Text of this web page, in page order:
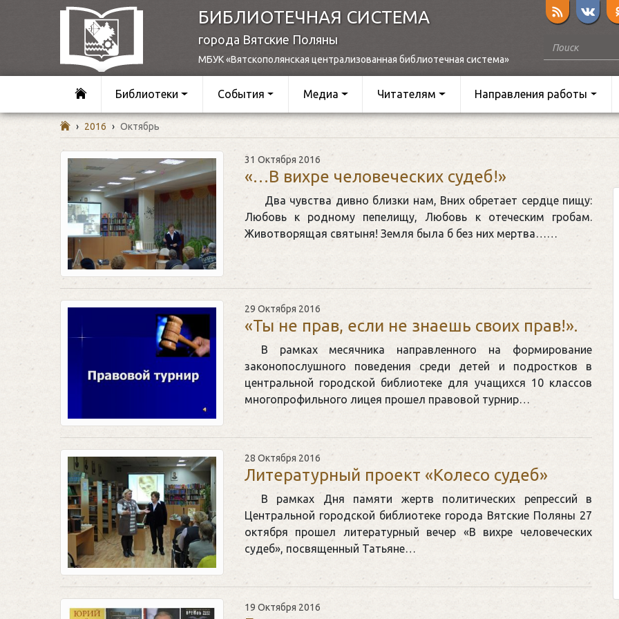
БИБЛИОТЕЧНАЯ СИСТЕМА
города Вятские Поляны
МБУК «Вятскополянская централизованная библиотечная система»
Библиотеки События Медиа Читателям Направления работы
› 2016 › Октябрь
31 Октября 2016
«…В вихре человеческих судеб!»
Два чувства дивно близки нам, Вних обретает сердце пищу:
Любовь к родному пепелищу, Любовь к отеческим гробам.
Животворящая святыня! Земля была б без них мертва……
29 Октября 2016
«Ты не прав, если не знаешь своих прав!».
В рамках месячника направленного на формирование
законопослушного поведения среди детей и подростков в
центральной городской библиотеке для учащихся 10 классов
многопрофильного лицея прошел правовой турнир…
28 Октября 2016
Литературный проект «Колесо судеб»
В рамках Дня памяти жертв политических репрессий в
Центральной городской библиотеке города Вятские Поляны 27
октября прошел литературный вечер «В вихре человеческих
судеб», посвященный Татьяне…
19 Октября 2016